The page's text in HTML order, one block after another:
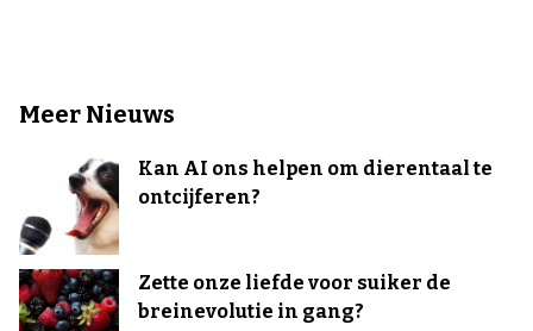
Meer Nieuws
Kan AI ons helpen om dierentaal te
ontcijferen?
Zette onze liefde voor suiker de
breinevolutie in gang?